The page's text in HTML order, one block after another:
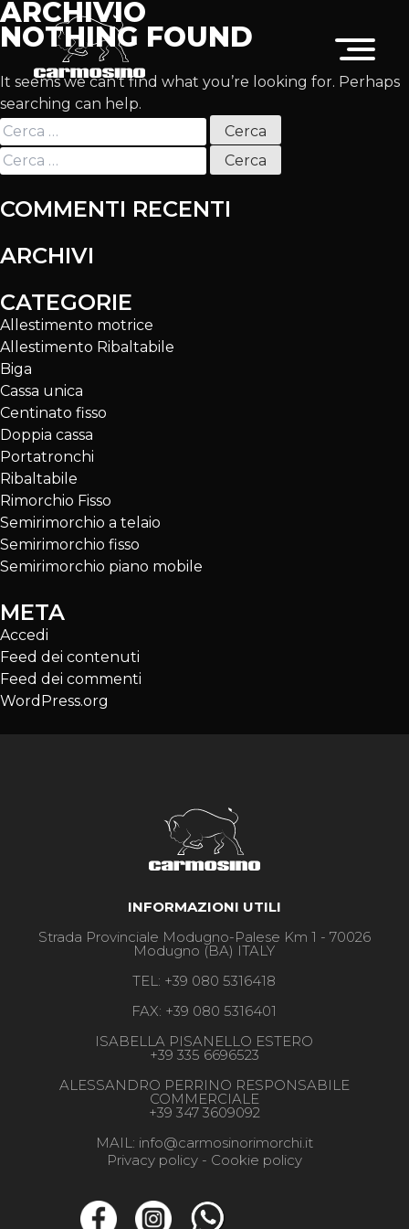
ARCHIVIO
NOTHING FOUND
It seems we can’t find what you’re looking for. Perhaps
searching can help.
Ricerca
per:
Ricerca
per:
COMMENTI RECENTI
ARCHIVI
CATEGORIE
Allestimento motrice
Allestimento Ribaltabile
Biga
Cassa unica
Centinato fisso
Doppia cassa
Portatronchi
Ribaltabile
Rimorchio Fisso
Semirimorchio a telaio
Semirimorchio fisso
Semirimorchio piano mobile
META
Accedi
Feed dei contenuti
Feed dei commenti
WordPress.org
INFORMAZIONI UTILI
Strada Provinciale Modugno-Palese Km 1 - 70026
Modugno (BA) ITALY
TEL: +39 080 5316418
FAX: +39 080 5316401
ISABELLA PISANELLO ESTERO
+39 335 6696523
ALESSANDRO PERRINO RESPONSABILE
COMMERCIALE
+39 347 3609092
MAIL: info@carmosinorimorchi.it
Privacy policy - Cookie policy